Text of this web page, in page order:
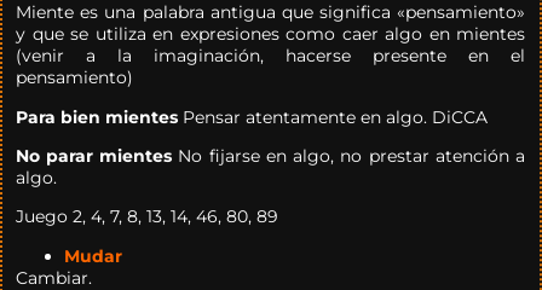
Miente es una palabra antigua que significa «pensamiento»
y que se utiliza en expresiones como caer algo en mientes
(venir a la imaginación, hacerse presente en el
pensamiento)
Para bien mientes Pensar atentamente en algo. DiCCA
No parar mientes No fijarse en algo, no prestar atención a
algo.
Juego 2, 4, 7, 8, 13, 14, 46, 80, 89
Mudar
Cambiar.